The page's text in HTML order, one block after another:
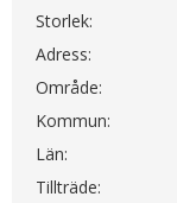
Storlek:
Adress:
Område:
Kommun:
Län:
Tillträde: